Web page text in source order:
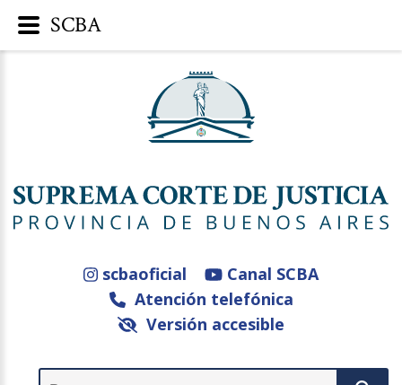
scbaoficial
Canal SCBA
Atención telefónica
Versión accesible
SCBA